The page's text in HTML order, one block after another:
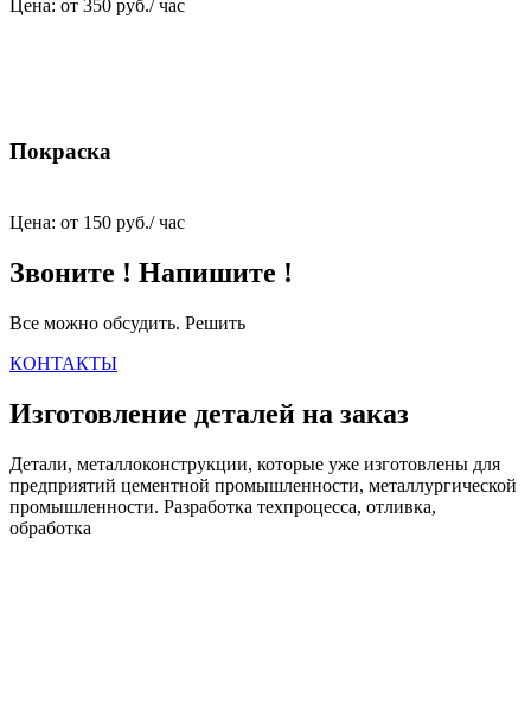
Цена: от 350 руб./ час
Покраска
Цена: от 150 руб./ час
Звоните ! Напишите !
Все можно обсудить. Решить
КОНТАКТЫ
Изготовление деталей на заказ
Детали, металлоконструкции, которые уже изготовлены для
предприятий цементной промышленности, металлургической
промышленности. Разработка техпроцесса, отливка,
обработка